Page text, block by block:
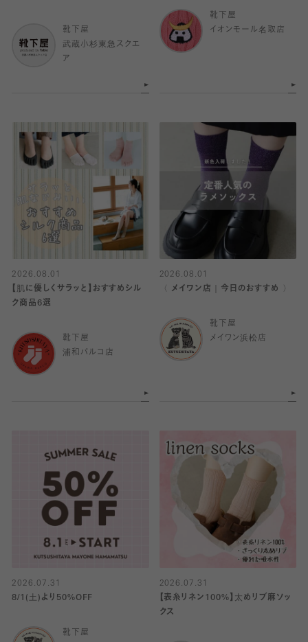
靴下屋
武蔵小杉東急スクエ
ア
靴下屋
イオンモール名取店
2026.08.01
【肌に優しくサラッと】おすすめシル
ク商品6選
靴下屋
浦和パルコ店
2026.08.01
〈 メイワン店｜今日のおすすめ 〉
靴下屋
メイワン浜松店
2026.07.31
8/1(土)より50%OFF
靴下屋
2026.07.31
【表糸リネン100%】太めリブ麻ソッ
クス